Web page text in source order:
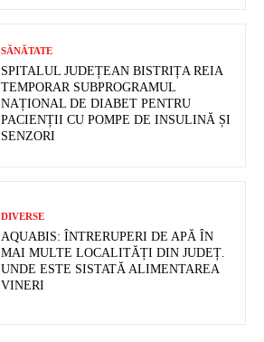
SĂNĂTATE
SPITALUL JUDEȚEAN BISTRIȚA REIA
TEMPORAR SUBPROGRAMUL
NAȚIONAL DE DIABET PENTRU
PACIENȚII CU POMPE DE INSULINĂ ȘI
SENZORI
DIVERSE
AQUABIS: ÎNTRERUPERI DE APĂ ÎN
MAI MULTE LOCALITĂȚI DIN JUDEȚ.
UNDE ESTE SISTATĂ ALIMENTAREA
VINERI